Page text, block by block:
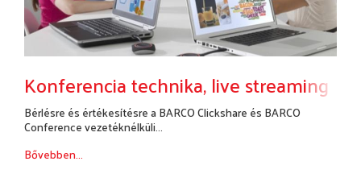
Konferencia technika, live streaming
Bérlésre és értékesítésre a BARCO Clickshare és BARCO
Conference vezetéknélküli...
Bővebben...